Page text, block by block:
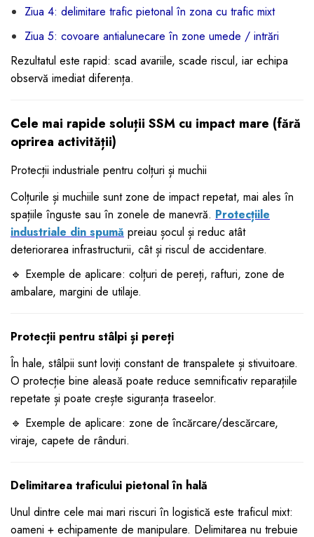
Ziua 4: delimitare trafic pietonal în zona cu trafic mixt
Ziua 5: covoare antialunecare în zone umede / intrări
Rezultatul este rapid: scad avariile, scade riscul, iar echipa
observă imediat diferența.
Cele mai rapide soluții SSM cu impact mare (fără
oprirea activității)
Protecții industriale pentru colțuri și muchii
Colțurile și muchiile sunt zone de impact repetat, mai ales în
spațiile înguste sau în zonele de manevră. Protecțiile
industriale din spumă preiau șocul și reduc atât
deteriorarea infrastructurii, cât și riscul de accidentare.
🔹 Exemple de aplicare: colțuri de pereți, rafturi, zone de
ambalare, margini de utilaje.
Protecții pentru stâlpi și pereți
În hale, stâlpii sunt loviți constant de transpalete și stivuitoare.
O protecție bine aleasă poate reduce semnificativ reparațiile
repetate și poate crește siguranța traseelor.
🔹 Exemple de aplicare: zone de încărcare/descărcare,
viraje, capete de rânduri.
Delimitarea traficului pietonal în hală
Unul dintre cele mai mari riscuri în logistică este traficul mixt:
oameni + echipamente de manipulare. Delimitarea nu trebuie